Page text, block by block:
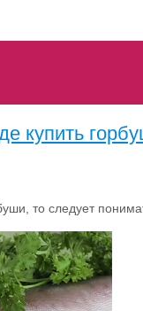
купить
то следует